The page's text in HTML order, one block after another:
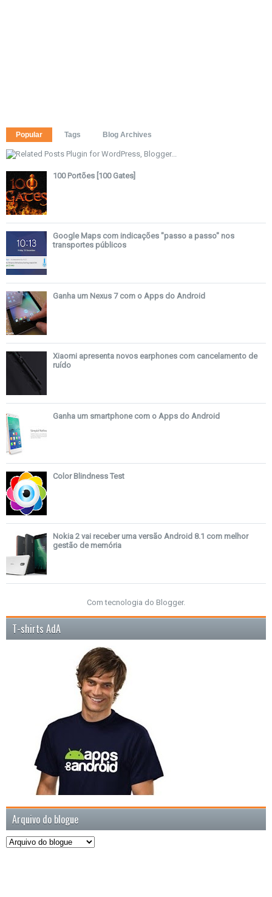
Popular Tags Blog Archives
100 Portões [100 Gates]
Google Maps com indicações "passo a passo" nos
transportes públicos
Ganha um Nexus 7 com o Apps do Android
Xiaomi apresenta novos earphones com cancelamento de
ruído
Ganha um smartphone com o Apps do Android
Color Blindness Test
Nokia 2 vai receber uma versão Android 8.1 com melhor
gestão de memória
Com tecnologia do Blogger.
T-shirts AdA
Arquivo do blogue